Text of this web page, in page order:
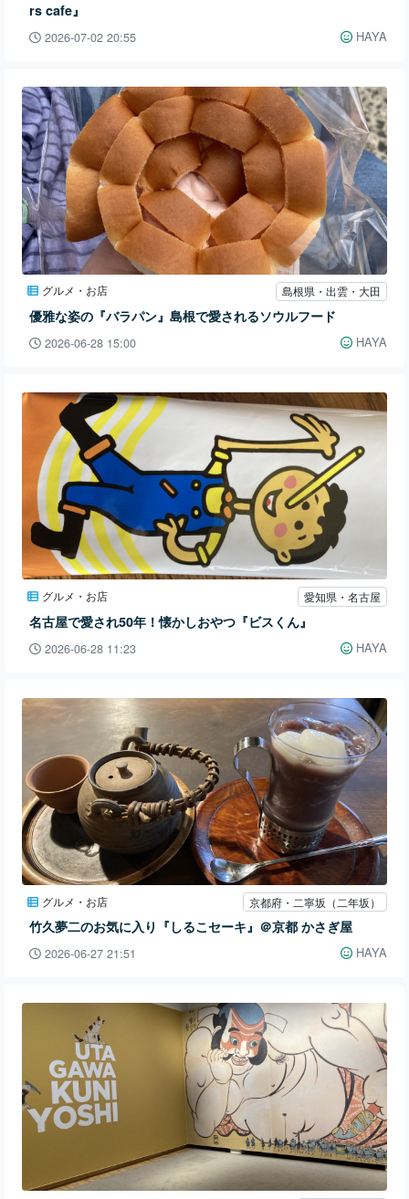
rs cafe』
2026-07-02 20:55 HAYA
グルメ・お店 島根県・出雲・大田
優雅な姿の『バラパン』島根で愛されるソウルフード
2026-06-28 15:00 HAYA
グルメ・お店 愛知県・名古屋
名古屋で愛され50年！懐かしおやつ『ビスくん』
2026-06-28 11:23 HAYA
グルメ・お店 京都府・二寧坂（二年坂）
竹久夢二のお気に入り『しるこセーキ』＠京都 かさぎ屋
2026-06-27 21:51 HAYA